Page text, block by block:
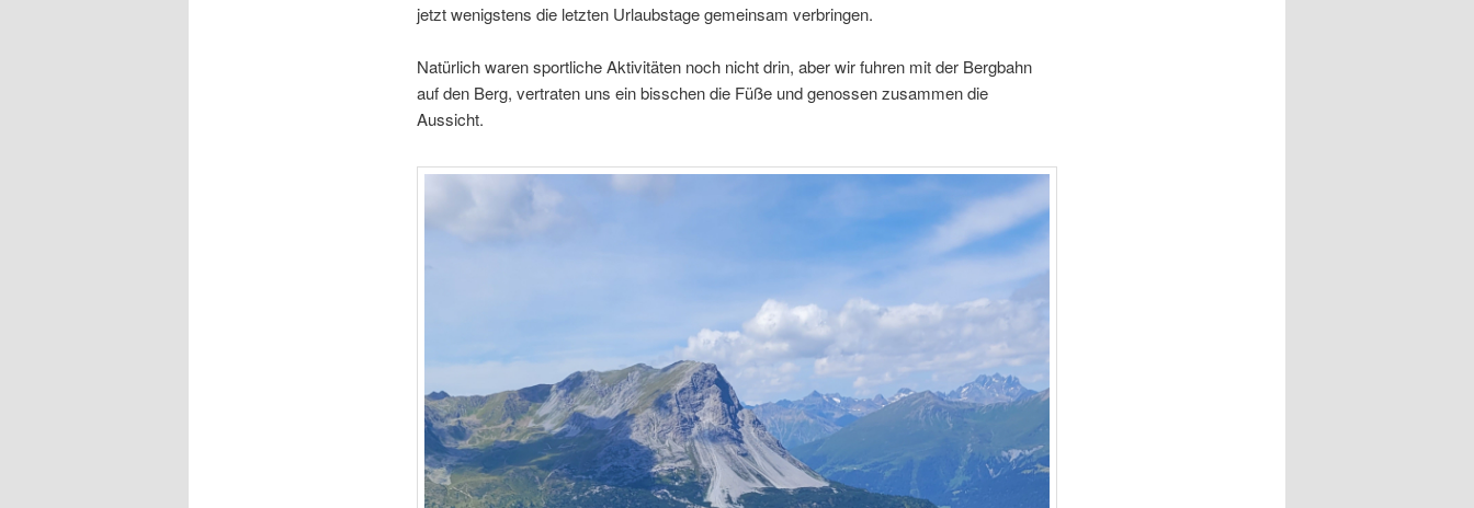
jetzt wenigstens die letzten Urlaubstage gemeinsam verbringen.
Natürlich waren sportliche Aktivitäten noch nicht drin, aber wir fuhren mit der Bergbahn
auf den Berg, vertraten uns ein bisschen die Füße und genossen zusammen die
Aussicht.